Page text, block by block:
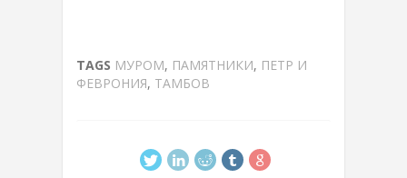
TAGS МУРОМ, ПАМЯТНИКИ, ПЕТР И
ФЕВРОНИЯ, ТАМБОВ